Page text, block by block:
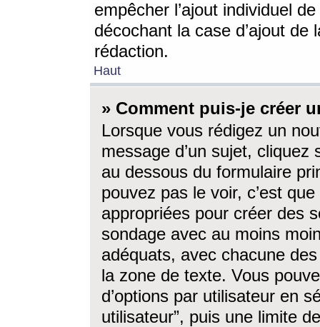
empêcher l’ajout individuel
décochant la case d’ajout
rédaction.
Haut
» Comment puis-je créer
Lorsque vous rédigez un
message d’un sujet, cliquez
au dessous du formulaire
pouvez pas le voir, c’est
appropriées pour créer des
sondage avec au moins
adéquats, avec chacune
la zone de texte. Vous
d’options par utilisateur en
utilisateur”, puis une limite